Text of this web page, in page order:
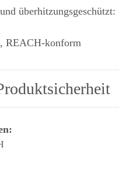
überhitzungsgeschützt:
REACH-konform